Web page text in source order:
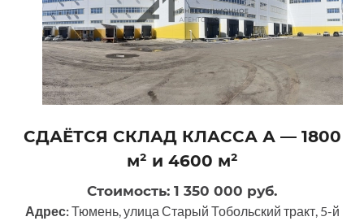
СДАЁТСЯ СКЛАД КЛАССА А — 1800
м² и 4600 м²
Стоимость: 1 350 000 руб.
Адрес:Тюмень, улица Старый Тобольский тракт, 5-й